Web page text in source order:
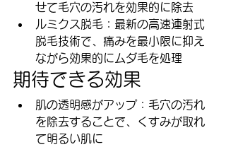
せて毛穴の汚れを効果的に除去
ルミクス脱毛：最新の高速連射式
脱毛技術で、痛みを最小限に抑え
ながら効果的にムダ毛を処理
期待できる効果
肌の透明感がアップ：毛穴の汚れ
を除去することで、くすみが取れ
て明るい肌に